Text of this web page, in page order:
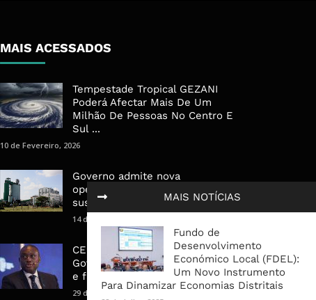
MAIS NOTÍCIAS
Fundo de
Desenvolvimento
Económico Local (FDEL):
Um Novo Instrumento
Para Dinamizar Economias Distritais
MAIS ACESSADOS
Tempestade Tropical GEZANI
Poderá Afectar Mais De Um
Milhão De Pessoas No Centro E
Sul ...
10 de Fevereiro, 2026
Governo admite nova
operadora para a Mozal após
suspensão das operações
14 de Março, 2026
CEO do Standard Bank pede ao
Governo que “saia do caminho”
e facilite os negócios
29 de Janeiro, 2025